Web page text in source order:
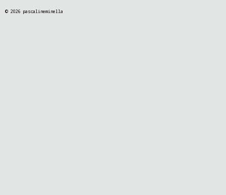
© 2026 pascalineminella